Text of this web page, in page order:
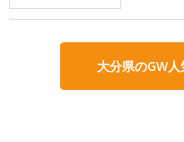
大分県のGW